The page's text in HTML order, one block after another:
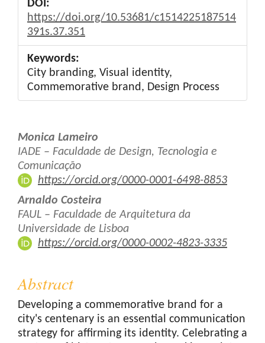
DOI:
https://doi.org/10.53681/c1514225187514
391s.37.351
Keywords:
City branding, Visual identity,
Commemorative brand, Design Process
Main
Article
Content
Monica Lameiro
IADE – Faculdade de Design, Tecnologia e
Comunicação
https://orcid.org/0000-0001-6498-8853
Arnaldo Costeira
FAUL – Faculdade de Arquitetura da
Universidade de Lisboa
https://orcid.org/0000-0002-4823-3335
Abstract
Developing a commemorative brand for a
city's centenary is an essential communication
strategy for affirming its identity. Celebrating a